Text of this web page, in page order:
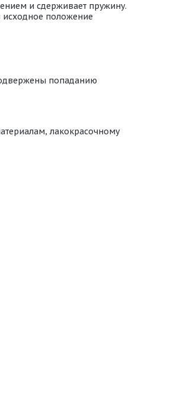
и сдерживает пружину.
исходное положение
попаданию
лакокрасочному